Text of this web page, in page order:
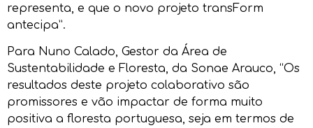
representa, e que o novo projeto transForm
antecipa”.
Para Nuno Calado, Gestor da Área de
Sustentabilidade e Floresta, da Sonae Arauco, “Os
resultados deste projeto colaborativo são
promissores e vão impactar de forma muito
positiva a floresta portuguesa, seja em termos de